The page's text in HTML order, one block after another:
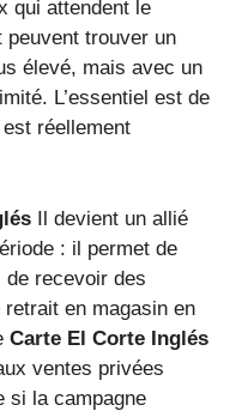
qui attendent le
peuvent trouver un
élevé, mais avec un
L’essentiel est de
réellement
Il devient un allié
: il permet de
recevoir des
en magasin en
Carte El Corte Inglés
ventes privées
si la campagne